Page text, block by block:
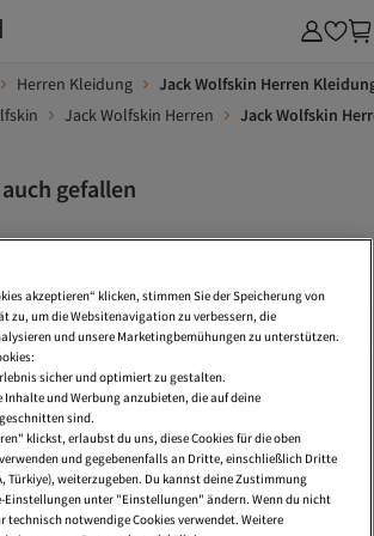
Herren Kleidung
Jack Wolfskin Herren
Jack Wolfskin Herren Jack Wolfskin
gefallen
Alles Sehen
Outdoor Jacke
Frankonia Herrenmode
Herren WanderbekleidungWolle Jacken
Herren Harrington JackeHerren Lammfelljacken
Sportscheck Herren Winterjacken
Fleece Jacken
akzeptieren“ klicken, stimmen Sie der Speicherung von
zu, um die Websitenavigation zu verbessern, die
und unsere Marketingbemühungen zu unterstützen.
sicher und optimiert zu gestalten.
und Werbung anzubieten, die auf deine
sind.
klickst, erlaubst du uns, diese Cookies für die oben
und gegebenenfalls an Dritte, einschließlich Dritte
Türkiye), weiterzugeben. Du kannst deine Zustimmung
Einstellungen unter "Einstellungen" ändern. Wenn du nicht
technisch notwendige Cookies verwendet. Weitere